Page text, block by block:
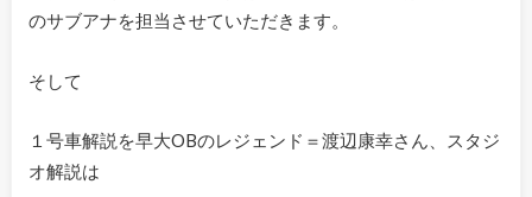
のサブアナを担当させていただきます。
そして
１号車解説を早大OBのレジェンド＝渡辺康幸さん、スタジ
オ解説は